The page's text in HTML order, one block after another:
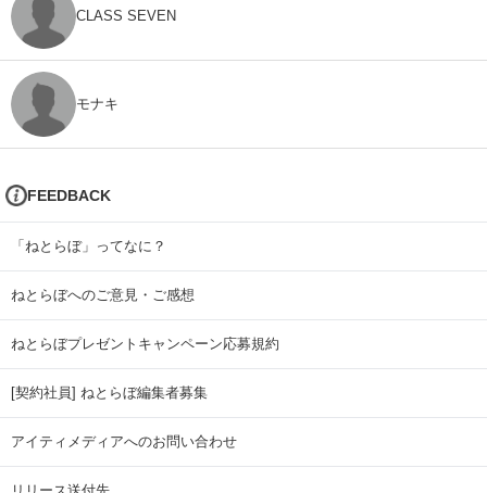
CLASS SEVEN
モナキ
FEEDBACK
「ねとらぼ」ってなに？
ねとらぼへのご意見・ご感想
ねとらぼプレゼントキャンペーン応募規約
[契約社員] ねとらぼ編集者募集
アイティメディアへのお問い合わせ